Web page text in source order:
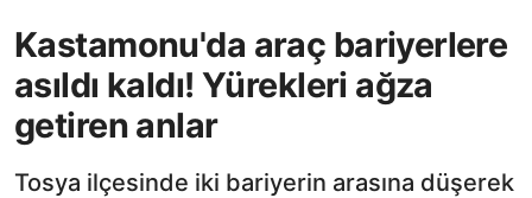
Kastamonu'da araç bariyerlere
asıldı kaldı! Yürekleri ağza
getiren anlar
Tosya ilçesinde iki bariyerin arasına düşerek